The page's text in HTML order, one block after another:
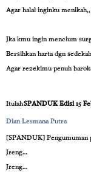
Agar halal inginku menikah,,
Jka kmu ingin mencium
Bersihkan harta dgn
Agar rezekimu penuh
ItulahSPANDUK Edisi 15
Dian Lesmana Putra
‎[SPANDUK] Pengumuman
Jreng…
Jreng…